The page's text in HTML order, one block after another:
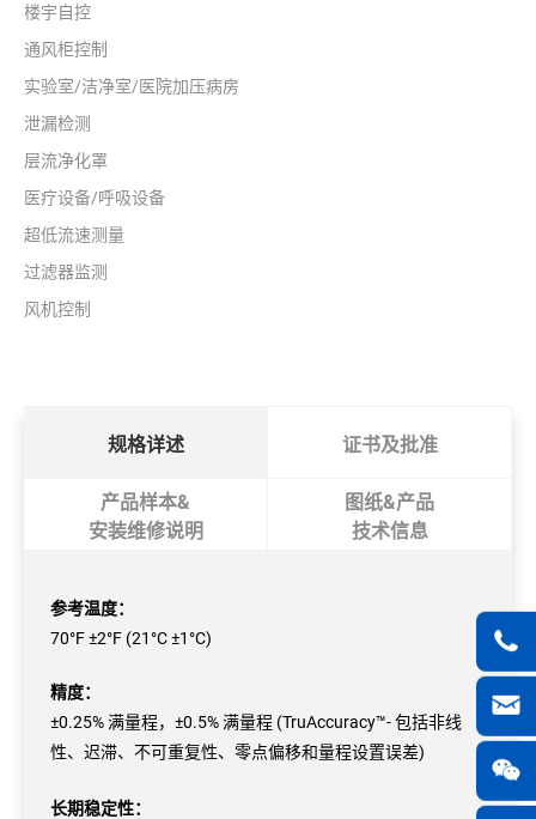
楼宇自控
通风柜控制
实验室/洁净室/医院加压病房
泄漏检测
层流净化罩
医疗设备/呼吸设备
超低流速测量
过滤器监测
风机控制
规格详述 证书及批准
产品样本&
安装维修说明
图纸&产品
技术信息
参考温度：
70°F ±2°F (21°C ±1°C)
精度：
±0.25% 满量程，±0.5% 满量程 (TruAccuracy™- 包括非线
性、迟滞、不可重复性、零点偏移和量程设置误差)
长期稳定性：